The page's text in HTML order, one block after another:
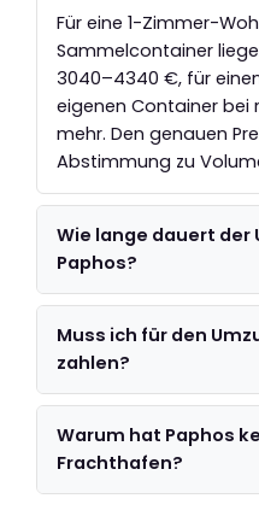
Für eine 1-Zimmer-
Sammelcontainer
3040–4340 €, für
eigenen Container
mehr. Den genauen
Abstimmung zu
Wie lange dauert der
Paphos?
Muss ich für den
zahlen?
Warum hat Paphos
Frachthafen?